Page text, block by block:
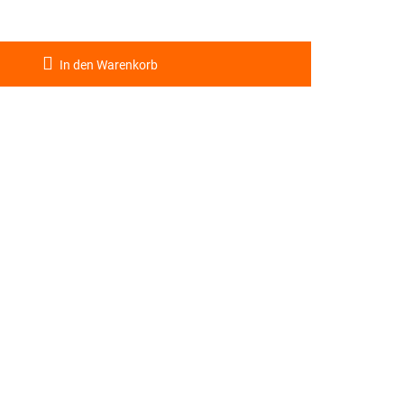
In den Warenkorb